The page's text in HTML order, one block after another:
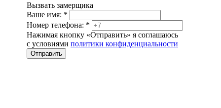
Вызвать замерщика
Ваше имя: *
Номер телефона: *
Нажимая кнопку «Отправить» я соглашаюсь
с условиями политики конфиденциальности
Отправить